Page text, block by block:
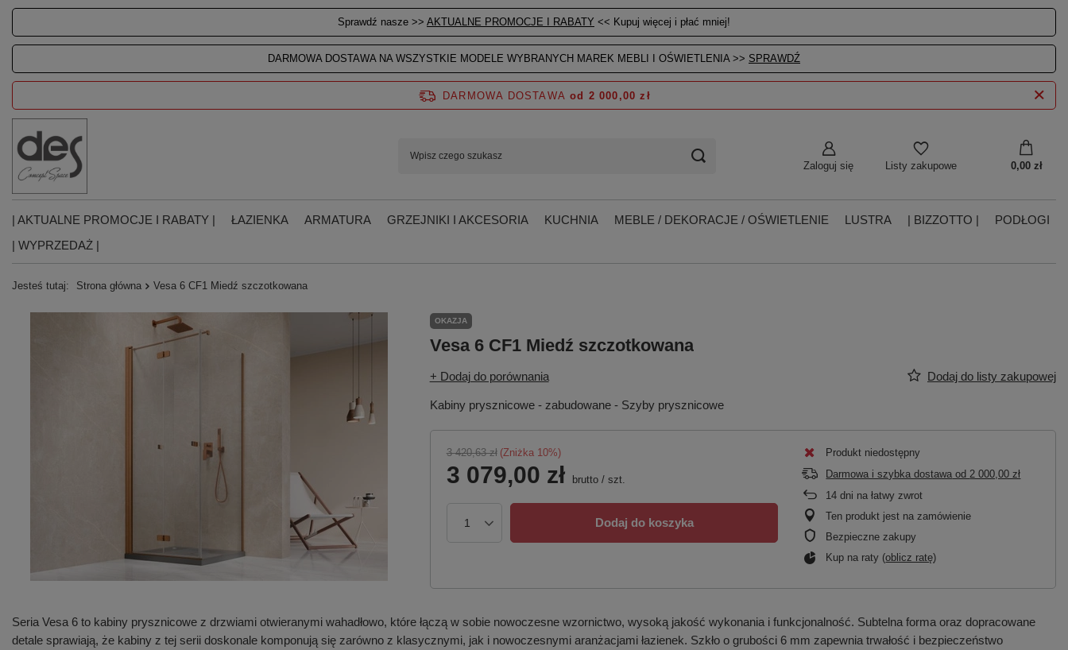
Sprawdź nasze >> AKTUALNE PROMOCJE I RABATY << Kupuj więcej i płać mniej!
DARMOWA DOSTAWA NA WSZYSTKIE MODELE WYBRANYCH MAREK MEBLI I OŚWIETLENIA >> SPRAWDŹ
Zaloguj się Listy zakupowe 0,00 zł
DARMOWA DOSTAWA od 2 000,00 zł
| AKTUALNE PROMOCJE I RABATY | ŁAZIENKA ARMATURA GRZEJNIKI I AKCESORIA KUCHNIA MEBLE / DEKORACJE / OŚWIETLENIE LUSTRA | BIZZOTTO |
PODŁOGI
| WYPRZEDAŻ |
Jesteś tutaj: Strona główna Vesa 6 CF1 Miedź szczotkowana
OKAZJA
Vesa 6 CF1 Miedź szczotkowana
+ Dodaj do porównania Dodaj do listy zakupowej
Kabiny prysznicowe - zabudowane - Szyby prysznicowe
3 420,63 zł (Zniżka 10%)
3 079,00 zł brutto/ szt.
Dodaj do koszyka
Produkt niedostępny
Darmowa i szybka dostawa od 2 000,00 zł
14 dni na łatwy zwrot
Ten produkt jest na zamówienie
Bezpieczne zakupy
Kup na raty (oblicz ratę)
Seria Vesa 6 to kabiny prysznicowe z drzwiami otwieranymi wahadłowo, które łączą w sobie nowoczesne wzornictwo, wysoką jakość wykonania i funkcjonalność. Subtelna forma oraz dopracowane
detale sprawiają, że kabiny z tej serii doskonale komponują się zarówno z klasycznymi, jak i nowoczesnymi aranżacjami łazienek. Szkło o grubości 6 mm zapewnia trwałość i bezpieczeństwo